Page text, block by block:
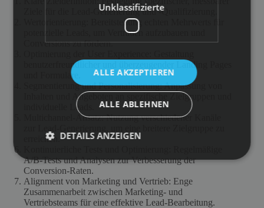
Ziele für die Lead-Generierung und -Qualifizierung.
Wertorientierung: Bereitstellung echten Mehrwerts für
potenzielle Leads, um Vertrauen aufzubauen und
Conversions zu fördern.
benutzerfreundlicher und überzeugender Landing Pages
und Formulare.
Segmentierung und Personalisierung: Anpassung von
Inhalten und Angeboten an spezifische Zielgruppen und
individuelle Leads.
Multichannel-Ansatz: Nutzung verschiedener Kanäle
erreichen.
A/B-Tests und Analysen zur Verbesserung der
Conversion-Raten.
Alignment von Marketing und Vertrieb: Enge
Zusammenarbeit zwischen Marketing- und
Vertriebsteams für eine effektive Lead-Bearbeitung.
Unklassifizierte
ALLE AKZEPTIEREN
ALLE ABLEHNEN
DETAILS ANZEIGEN